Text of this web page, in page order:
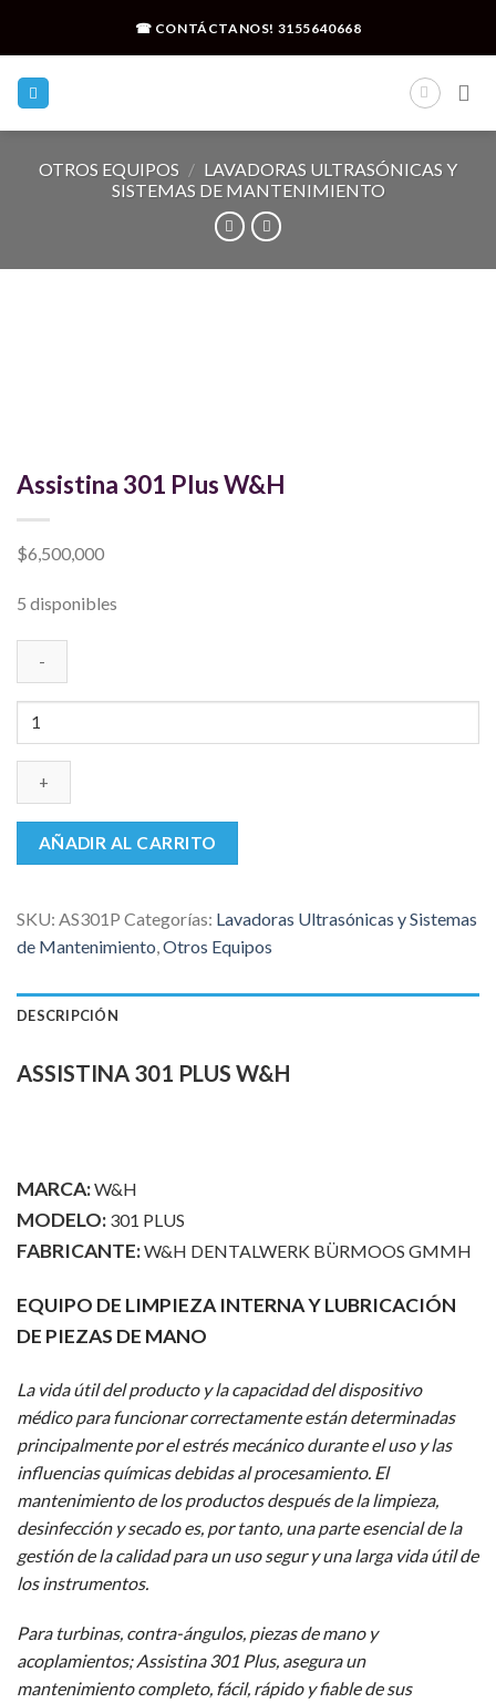
☎ CONTÁCTANOS! 3155640668
OTROS EQUIPOS / LAVADORAS ULTRASÓNICAS Y
SISTEMAS DE MANTENIMIENTO
Assistina 301 Plus W&H
$6,500,000
5 disponibles
Assistina
Plus
W&H
AÑADIR AL CARRITO
SKU: AS301P Categorías: Lavadoras Ultrasónicas y Sistemas
de Mantenimiento,Otros Equipos
DESCRIPCIÓN
ASSISTINA 301 PLUS W&H
MARCA:W&H
MODELO: 301 PLUS
FABRICANTE:W&H DENTALWERK BÜRMOOS GMMH
EQUIPO DE LIMPIEZA INTERNA Y LUBRICACIÓN
DE PIEZAS DE MANO
La vida útil del producto y la capacidad del dispositivo
médico para funcionar correctamente están determinadas
principalmente por el estrés mecánico durante el uso y las
influencias químicas debidas al procesamiento. El
mantenimiento de los productos después de la limpieza,
desinfección y secado es, por tanto, una parte esencial de la
gestión de la calidad para un uso segur y una larga vida útil de
los instrumentos.
Para turbinas, contra-ángulos, piezas de mano y
acoplamientos; Assistina 301 Plus, asegura un
mantenimiento completo, fácil, rápido y fiable de sus